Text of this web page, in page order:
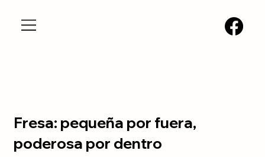
Fresa: pequeña por fuera,
poderosa por dentro